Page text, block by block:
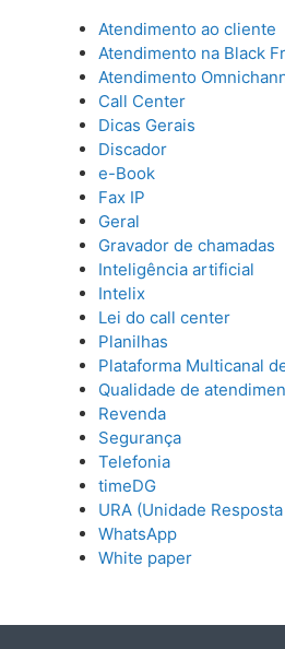
Atendimento ao cliente
Atendimento na Black
Atendimento
Call Center
Dicas Gerais
Discador
e-Book
Fax IP
Geral
Gravador de chamadas
Inteligência artificial
Intelix
Lei do call center
Planilhas
Plataforma Multicanal
Qualidade de
Revenda
Segurança
Telefonia
timeDG
URA (Unidade
WhatsApp
White paper